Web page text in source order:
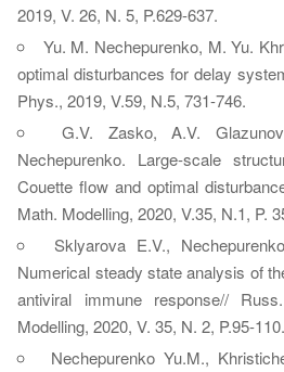
2019, V. 26, N. 5, P.629-637.
Yu. M. Nechepurenko, M. Yu.
optimal disturbances for delay
Phys., 2019, V.59, N.5, 731-746.
G.V. Zasko, A.V.
Nechepurenko. Large-scale
Couette flow and optimal
Math. Modelling, 2020, V.35, N.1, P.
Sklyarova E.V.,
Numerical steady state analysis of
antiviral immune response//
Modelling, 2020, V. 35, N. 2, P.95-110.
Nechepurenko Yu.M.,